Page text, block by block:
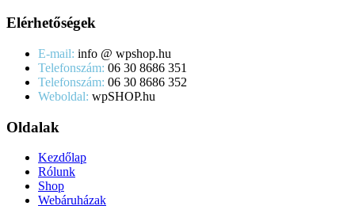
Elérhetőségek
E-mail: info @ wpshop.hu
Telefonszám: 06 30 8686 351
Telefonszám: 06 30 8686 352
Weboldal: wpSHOP.hu
Oldalak
Kezdőlap
Rólunk
Shop
Webáruházak